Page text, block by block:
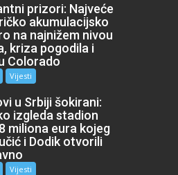
prizori: Najveće
akumulacijsko
na najnižem nivou
kriza pogodila i
Colorado
Vijesti
u Srbiji šokirani:
izgleda stadion
miliona eura kojeg
i Dodik otvorili
Vijesti